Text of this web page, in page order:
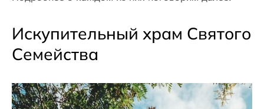
Искупительный храм Святого
Семейства